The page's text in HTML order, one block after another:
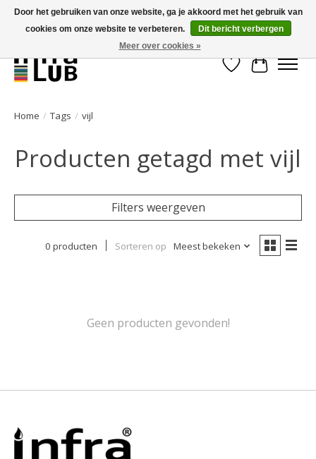
Minder stilstand, meer rendement!
Verlanglijst
Home / Tags / vijl
Producten getagd met vijl
Filters weergeven
0 producten Sorteren op Meest bekeken
Geen producten gevonden!
Door het gebruiken van onze website, ga je akkoord met het gebruik van
cookies om onze website te verbeteren.
Dit bericht verbergen
Meer over cookies »